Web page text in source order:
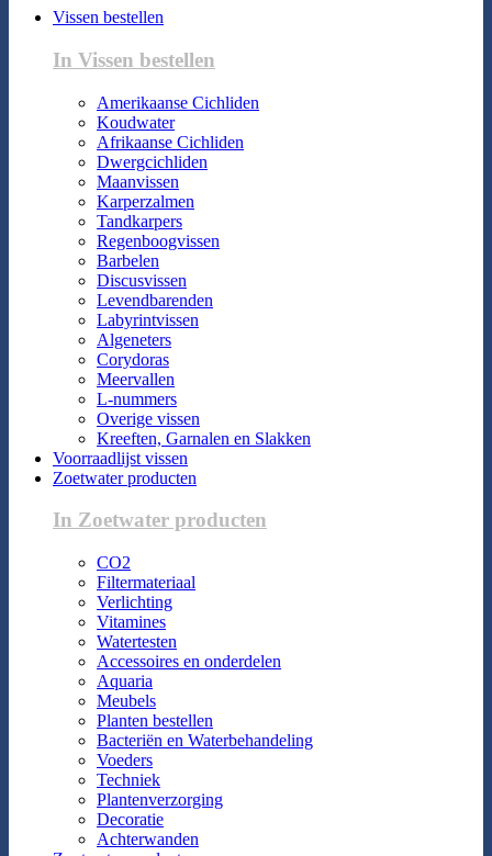
Vissen bestellen
In Vissen bestellen
Amerikaanse Cichliden
Koudwater
Afrikaanse Cichliden
Dwergcichliden
Maanvissen
Karperzalmen
Tandkarpers
Regenboogvissen
Barbelen
Discusvissen
Levendbarenden
Labyrintvissen
Algeneters
Corydoras
Meervallen
L-nummers
Overige vissen
Kreeften, Garnalen en Slakken
Voorraadlijst vissen
Zoetwater producten
In Zoetwater producten
CO2
Filtermateriaal
Verlichting
Vitamines
Watertesten
Accessoires en onderdelen
Aquaria
Meubels
Planten bestellen
Bacteriën en Waterbehandeling
Voeders
Techniek
Plantenverzorging
Decoratie
Achterwanden